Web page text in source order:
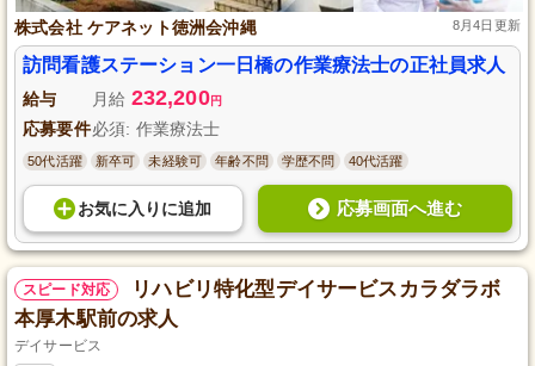
株式会社 ケアネット徳洲会沖縄 8月4日更新
訪問看護ステーション一日橋の作業療法士の正社員求人
給与 月給 232,200円
応募要件必須: 作業療法士
50代活躍 新卒可 未経験可 年齢不問 学歴不問 40代活躍
お気に入り に追加 応募画面へ進む
スピード対応
リハビリ特化型デイサービスカラダラボ
本厚木駅前の求人
デイサービス